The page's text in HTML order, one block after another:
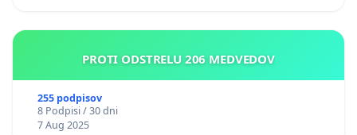
PROTI ODSTRELU 206 MEDVEDOV
255 podpisov
8 Podpisi / 30 dni
7 Aug 2025